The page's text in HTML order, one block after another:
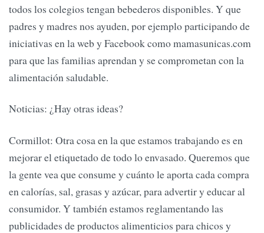
todos los colegios tengan bebederos disponibles. Y que
padres y madres nos ayuden, por ejemplo participando de
iniciativas en la web y Facebook como mamasunicas.com
para que las familias aprendan y se comprometan con la
alimentación saludable.
Noticias: ¿Hay otras ideas?
Cormillot: Otra cosa en la que estamos trabajando es en
mejorar el etiquetado de todo lo envasado. Queremos que
la gente vea que consume y cuánto le aporta cada compra
en calorías, sal, grasas y azúcar, para advertir y educar al
consumidor. Y también estamos reglamentando las
publicidades de productos alimenticios para chicos y